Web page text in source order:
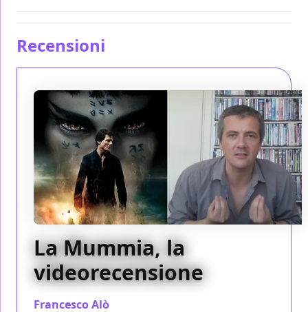
Recensioni
La Mummia, la
videorecensione
Francesco Alò